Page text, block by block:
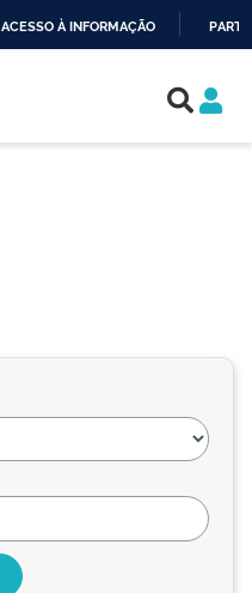
ACESSO À INFORMAÇÃO